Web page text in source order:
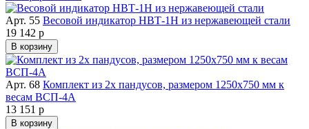
Арт. 55 Весовой индикатор НВТ-1Н из нержавеющей стали
19 142 р
В корзину
Арт. 68 Комплект из 2х пандусов, размером 1250х750 мм к
весам ВСП-4А
13 151 р
В корзину